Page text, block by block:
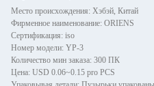
Место происхождения: Хэбэй, Китай
Фирменное наименование: ORIENS
Сертификация: iso
Номер модели: YP-3
Количество мин заказа: 300 ПК
Цена: USD 0.06~0.15 pro PCS